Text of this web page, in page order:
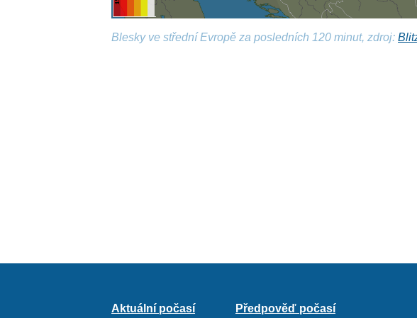
Blesky ve střední Evropě za posledních 120 minut, zdroj:
Aktuální počasí Předpověď počasí